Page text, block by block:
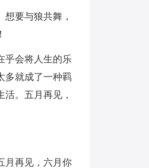
要与狼共舞，
乎会将人生的乐
多就成了一种羁
。五月再见，
月再见，六月你